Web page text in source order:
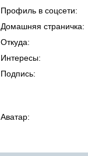
Профиль в соцсети:
Домашняя страничка:
Откуда:
Интересы:
Подпись:
Аватар: